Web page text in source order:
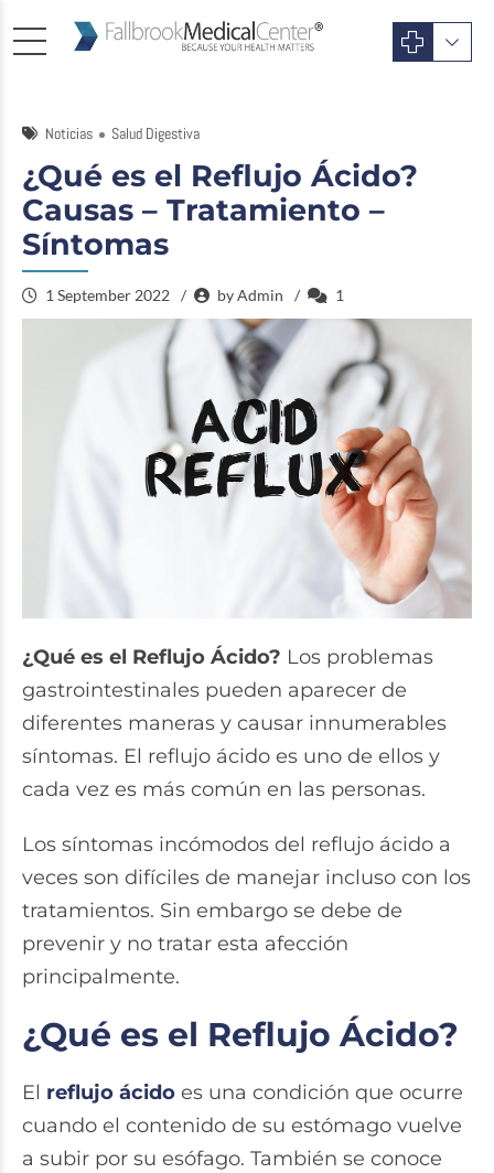
Noticias Salud Digestiva
¿Qué es el Reflujo Ácido?
Causas – Tratamiento –
Síntomas
1 September 2022 by Admin 1
¿Qué es el Reflujo Ácido? Los problemas
gastrointestinales pueden aparecer de
diferentes maneras y causar innumerables
síntomas. El reflujo ácido es uno de ellos y
cada vez es más común en las personas.
Los síntomas incómodos del reflujo ácido a
veces son difíciles de manejar incluso con los
tratamientos. Sin embargo se debe de
prevenir y no tratar esta afección
principalmente.
¿Qué es el Reflujo Ácido?
El reflujo ácido es una condición que ocurre
cuando el contenido de su estómago vuelve
a subir por su esófago. También se conoce